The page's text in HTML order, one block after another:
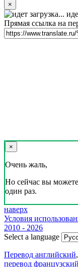
×
Прямая ссылка на
×
Очень жаль,
Но сейчас вы
один раз.
наверх
Условия
2010 - 2026
Select a language
Перевод английский,
перевод французский